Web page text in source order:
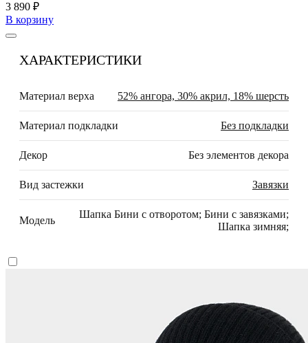
3 890 ₽
В корзину
ХАРАКТЕРИСТИКИ
Материал верха 52% ангора, 30% акрил, 18% шерсть
Материал подкладки Без подкладки
Декор Без элементов декора
Вид застежки Завязки
Модель
Шапка Бини с отворотом; Бини с завязками;
Шапка зимняя;